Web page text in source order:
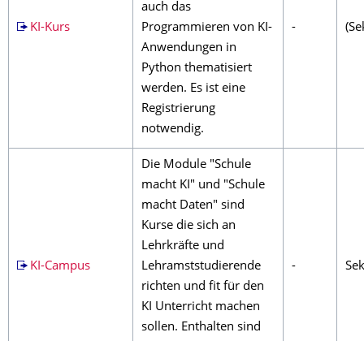
KI-Kurs
auch das
Programmieren von KI-
Anwendungen in
Python thematisiert
werden. Es ist eine
Registrierung
notwendig.
-
KI-Campus
Die Module "Schule
macht KI" und "Schule
macht Daten" sind
Kurse die sich an
Lehrkräfte und
Lehramststudierende
richten und fit für den
KI Unterricht machen
sollen. Enthalten sind
-